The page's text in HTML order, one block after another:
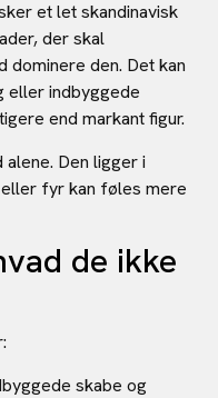
et let skandinavisk
der skal
dominere den. Det kan
indbyggede
end markant figur.
Den ligger i
fyr kan føles mere
de ikke
skabe og